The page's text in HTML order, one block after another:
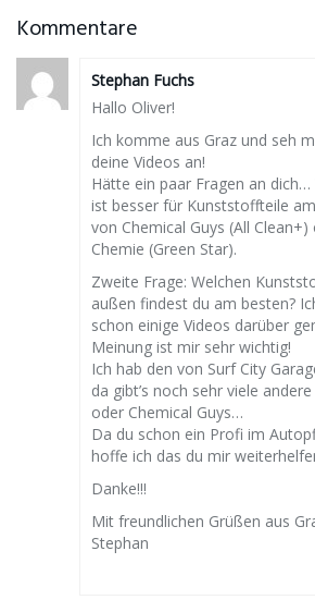
Kommentare
Stephan Fuchs
Hallo Oliver!
Ich komme aus Graz und seh
deine Videos an!
Hätte ein paar Fragen an dich…
ist besser für Kunststoffteile
von Chemical Guys (All
Chemie (Green Star).
Zweite Frage: Welchen
außen findest du am besten?
schon einige Videos darüber
Meinung ist mir sehr wichtig!
Ich hab den von Surf City
da gibt’s noch sehr viele
oder Chemical Guys…
Da du schon ein Profi im
hoffe ich das du mir
Danke!!!
Mit freundlichen Grüßen aus
Stephan